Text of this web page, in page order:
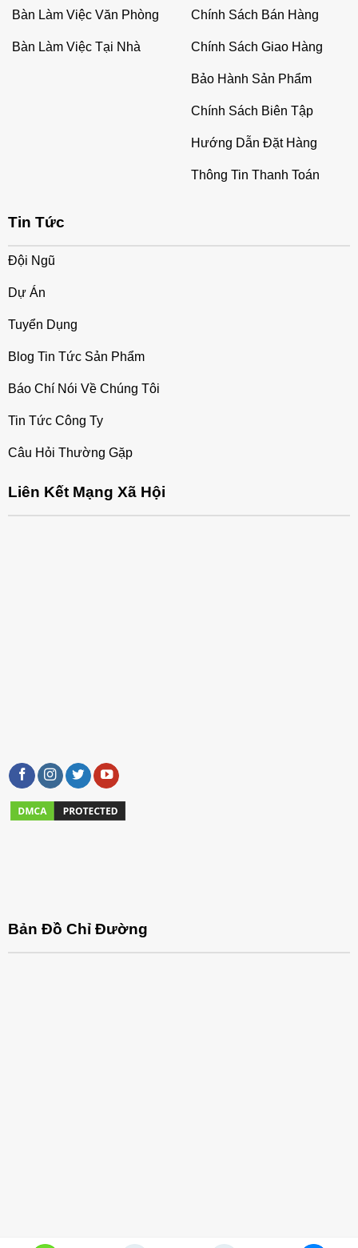
Bàn Làm Việc Văn Phòng
Bàn Làm Việc Tại Nhà
Chính Sách Bán Hàng
Chính Sách Giao Hàng
Bảo Hành Sản Phẩm
Chính Sách Biên Tập
Hướng Dẫn Đặt Hàng
Thông Tin Thanh Toán
Tin Tức
Đội Ngũ
Dự Án
Tuyển Dụng
Blog Tin Tức Sản Phẩm
Báo Chí Nói Về Chúng Tôi
Tin Tức Công Ty
Câu Hỏi Thường Gặp
Liên Kết Mạng Xã Hội
Bản Đồ Chỉ Đường